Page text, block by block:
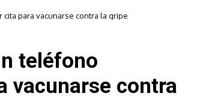
para vacunarse contra la gripe
teléfono
vacunarse contra